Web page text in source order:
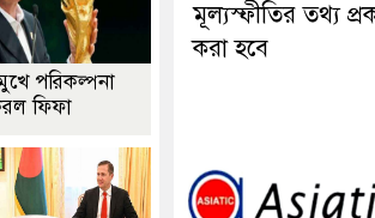
মূল্যস্ফীতির তথ্য
করা হবে
পরিকল্পনা
ফিফা